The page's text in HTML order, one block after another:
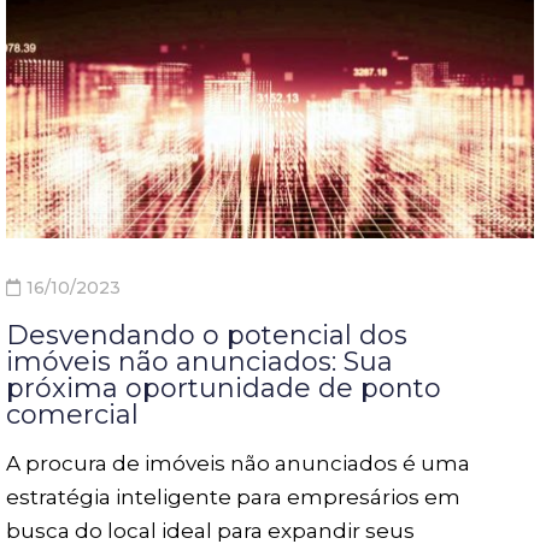
16/10/2023
Desvendando o potencial dos
imóveis não anunciados: Sua
próxima oportunidade de ponto
comercial
A procura de imóveis não anunciados é uma
estratégia inteligente para empresários em
busca do local ideal para expandir seus